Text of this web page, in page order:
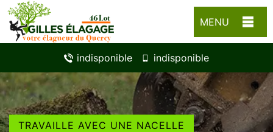
MENU
indisponible indisponible
TRAVAILLE AVEC UNE NACELLE